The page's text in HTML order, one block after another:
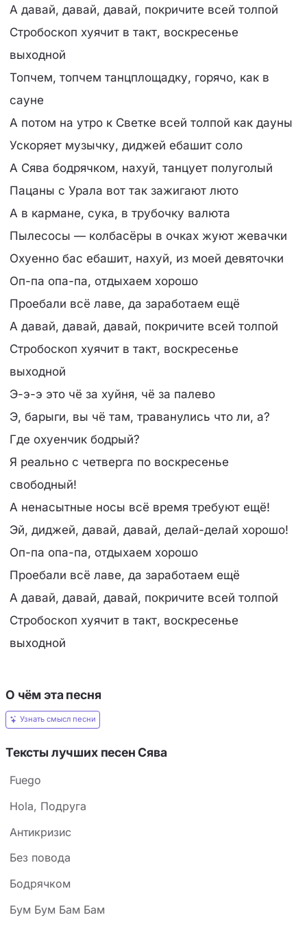
А давай, давай, давай, покричите всей толпой
Стробоскоп хуячит в такт, воскресенье
выходной
Топчем, топчем танцплощадку, горячо, как в
сауне
А потом на утро к Светке всей толпой как дауны
Ускоряет музычку, диджей ебашит соло
А Сява бодрячком, нахуй, танцует полуголый
Пацаны с Урала вот так зажигают люто
А в кармане, сука, в трубочку валюта
Пылесосы — колбасёры в очках жуют жевачки
Охуенно бас ебашит, нахуй, из моей девяточки
Оп-па опа-па, отдыхаем хорошо
Проебали всё лаве, да заработаем ещё
А давай, давай, давай, покричите всей толпой
Стробоскоп хуячит в такт, воскресенье
выходной
Э-э-э это чё за хуйня, чё за палево
Э, барыги, вы чё там, траванулись что ли, а?
Где охуенчик бодрый?
Я реально с четверга по воскресенье
свободный!
А ненасытные носы всё время требуют ещё!
Эй, диджей, давай, давай, делай-делай хорошо!
Оп-па опа-па, отдыхаем хорошо
Проебали всё лаве, да заработаем ещё
А давай, давай, давай, покричите всей толпой
Стробоскоп хуячит в такт, воскресенье
выходной
О чём эта песня
Узнать смысл песни
Тексты лучших песен Сява
Fuego
Hola, Подруга
Антикризис
Без повода
Бодрячком
Бум Бум Бам Бам